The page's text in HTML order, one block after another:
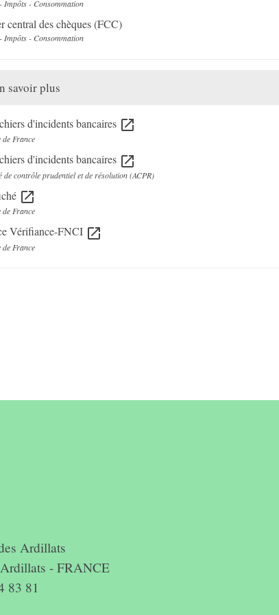
Impôts - Consommation
central des chèques (FCC)
Impôts - Consommation
savoir plus
d'incidents bancaires open_in_new
de France
d'incidents bancaires open_in_new
de contrôle prudentiel et de résolution (ACPR)
open_in_new
de France
Vérifiance-FNCI open_in_new
de France
Ardillats
- FRANCE
83 81